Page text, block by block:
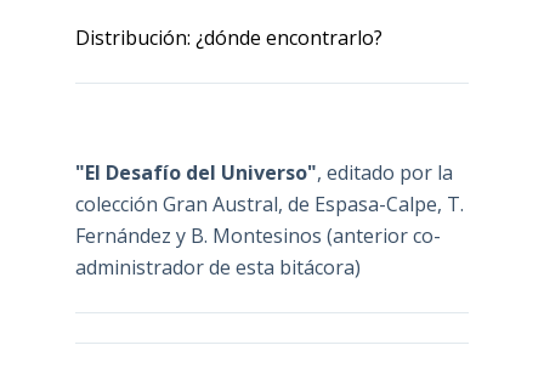
Distribución: ¿dónde encontrarlo?
"El Desafío del Universo", editado por la
colección Gran Austral, de Espasa-Calpe, T.
Fernández y B. Montesinos (anterior co-
administrador de esta bitácora)